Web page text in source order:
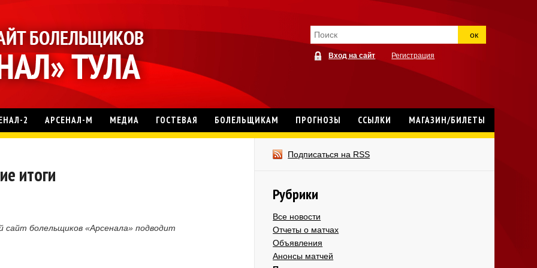
ок
Вход на сайт Регистрация
2 АРСЕНАЛ-М МЕДИА ГОСТЕВАЯ БОЛЕЛЬЩИКАМ ПРОГНОЗЫ ССЫЛКИ МАГАЗИН/БИЛЕТЫ
итоги
сайт болельщиков «Арсенала» подводит
Подписаться на RSS
Рубрики
Все новости
Отчеты о матчах
Объявления
Анонсы матчей